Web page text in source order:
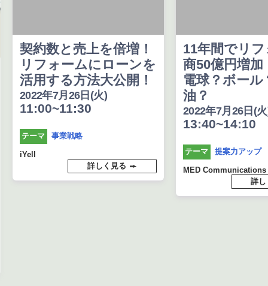
契約数と売上を倍増！
リフォームにローンを
活用する方法大公開！
2022年7月26日(火)
11:00~11:30
テーマ 事業戦略
iYell
詳しく見る
11年間でリ
商50億円増加
電球？ボール
油？
2022年7月26日(
13:40~14:10
テーマ 提案力アップ
MED Communications
詳